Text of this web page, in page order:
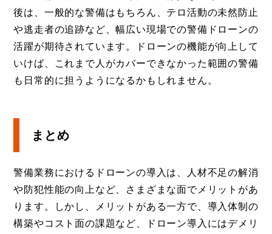
後は、一般的な警備はもちろん、テロ活動の未然防止
や逃走者の追跡など、幅広い現場での警備ドローンの
活躍が期待されています。ドローンの機能が向上して
いけば、これまで人がカバーできなかった範囲の警備
も日常的に担うようになるかもしれません。
まとめ
警備業務におけるドローンの導入は、人材不足の解消
や防犯性能の向上など、さまざまな面でメリットがあ
ります。しかし、メリットがある一方で、導入体制の
構築やコスト面の課題など、ドローン導入にはデメリ